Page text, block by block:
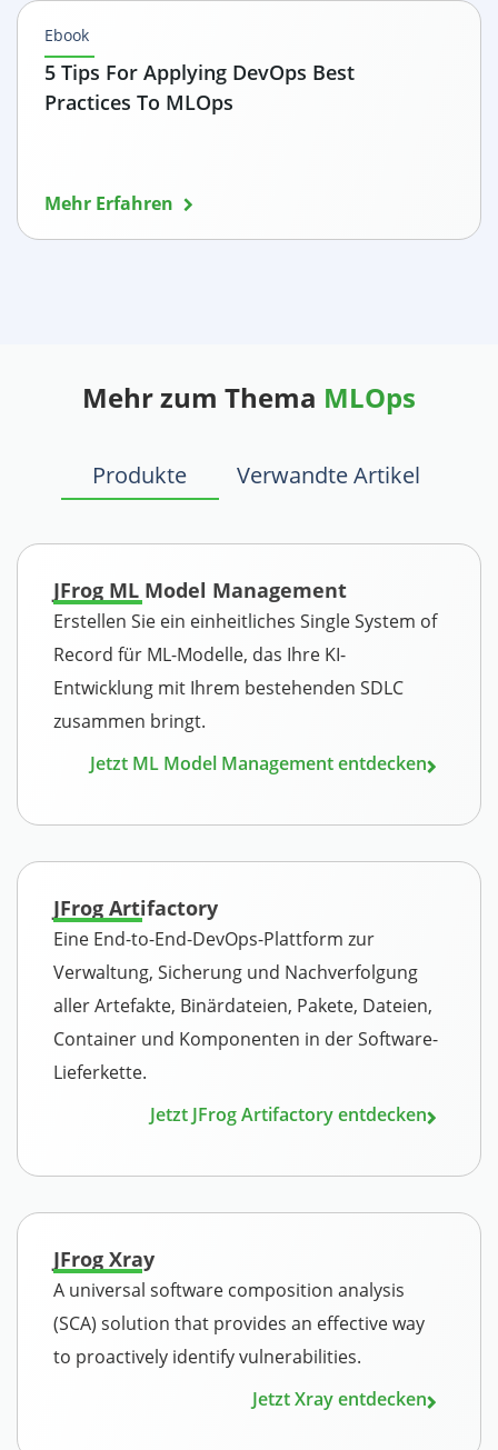
Ebook
5 Tips For Applying DevOps Best
Practices To MLOps
Mehr Erfahren
Mehr zum Thema MLOps
Produkte Verwandte Artikel
JFrog ML Model Management
Erstellen Sie ein einheitliches Single System of
Record für ML-Modelle, das Ihre KI-
Entwicklung mit Ihrem bestehenden SDLC
zusammen bringt.
Jetzt ML Model Management entdecken
JFrog Artifactory
Eine End-to-End-DevOps-Plattform zur
Verwaltung, Sicherung und Nachverfolgung
aller Artefakte, Binärdateien, Pakete, Dateien,
Container und Komponenten in der Software-
Lieferkette.
Jetzt JFrog Artifactory entdecken
JFrog Xray
A universal software composition analysis
(SCA) solution that provides an effective way
to proactively identify vulnerabilities.
Jetzt Xray entdecken